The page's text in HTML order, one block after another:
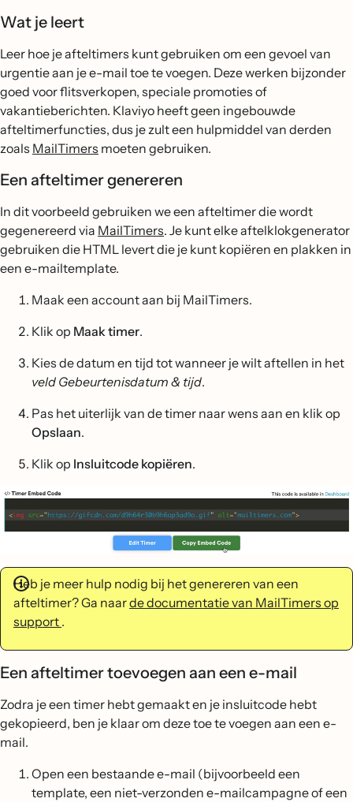
Wat je leert
Leer hoe je afteltimers kunt gebruiken om een gevoel van
urgentie aan je e-mail toe te voegen. Deze werken bijzonder
goed voor flitsverkopen, speciale promoties of
vakantieberichten. Klaviyo heeft geen ingebouwde
afteltimerfuncties, dus je zult een hulpmiddel van derden
zoals MailTimers moeten gebruiken.
Een afteltimer genereren
In dit voorbeeld gebruiken we een afteltimer die wordt
gegenereerd via MailTimers. Je kunt elke aftelklokgenerator
gebruiken die HTML levert die je kunt kopiëren en plakken in
een e-mailtemplate.
Maak een account aan bij MailTimers.
Klik op Maak timer.
Kies de datum en tijd tot wanneer je wilt aftellen in het
veld Gebeurtenisdatum & tijd.
Pas het uiterlijk van de timer naar wens aan en klik op
Opslaan.
Klik op Insluitcode kopiëren.
Heb je meer hulp nodig bij het genereren van een
afteltimer? Ga naarde documentatie van MailTimers op
support .
Een afteltimer toevoegen aan een e-mail
Zodra je een timer hebt gemaakt en je insluitcode hebt
gekopieerd, ben je klaar om deze toe te voegen aan een e-
mail.
Open een bestaande e-mail (bijvoorbeeld een
template, een niet-verzonden e-mailcampagne of een